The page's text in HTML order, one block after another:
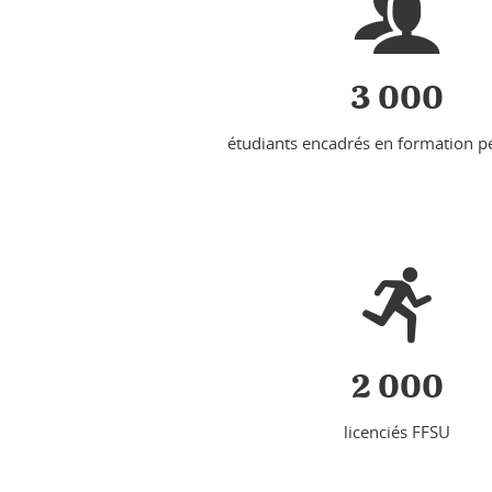
3 000
étudiants encadrés en formation
2 000
licenciés FFSU